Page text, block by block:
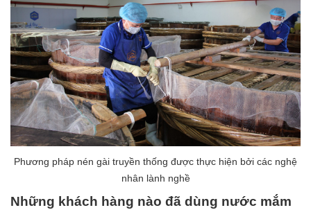
Phương pháp nén gài truyền thống được thực hiện bởi các nghệ
nhân lành nghề
Những khách hàng nào đã dùng nước mắm